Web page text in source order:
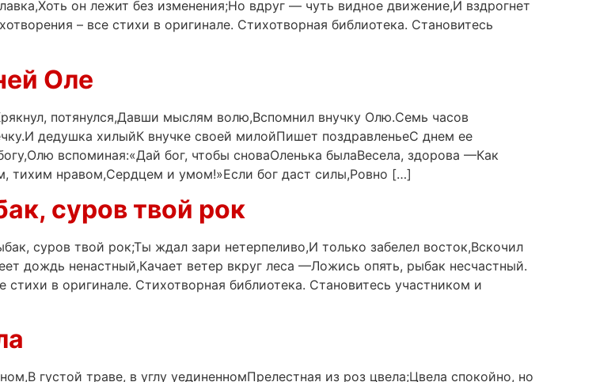
он лежит без изменения;Но вдруг — чуть видное движение,И вздрогнет
– все стихи в оригинале. Стихотворная библиотека. Становитесь
Оле
потянулся,Давши мыслям волю,Вспомнил внучку Олю.Семь часов
дедушка хилыйК внучке своей милойПишет поздравленьеС днем ее
вспоминая:«Дай бог, чтобы сноваОленька былаВесела, здорова —Как
тихим нравом,Сердцем и умом!»Если бог даст силы,Ровно […]
суров твой рок
суров твой рок;Ты ждал зари нетерпеливо,И только забелел восток,Вскочил
дождь ненастный,Качает ветер вкруг леса —Ложись опять, рыбак несчастный.
оригинале. Стихотворная библиотека. Становитесь участником и
густой траве, в углу уединенномПрелестная из роз цвела;Цвела спокойно, но